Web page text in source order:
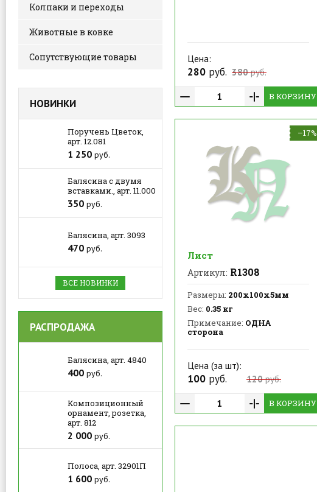
Колпаки и переходы
Животные в ковке
Сопутствующие товары
НОВИНКИ
Поручень Цветок,
арт. 12.081
1 250 руб.
Балясина с двумя
вставками., арт. 11.000
350 руб.
Балясина, арт. 3093
470 руб.
ВСЕ НОВИНКИ
РАСПРОДАЖА
Балясина, арт. 4840
400 руб.
Композиционный
орнамент, розетка,
арт. 812
2 000 руб.
Полоса, арт. 32901П
1 600 руб.
Цена:
280 руб. 380руб.
В КОРЗИНУ
–17%
Лист
Артикул: R1308
Размеры: 200х100х5мм
Вес: 0.35 кг
Примечание: ОДНА
сторона
Цена (за шт):
100 руб. 120руб.
В КОРЗИНУ